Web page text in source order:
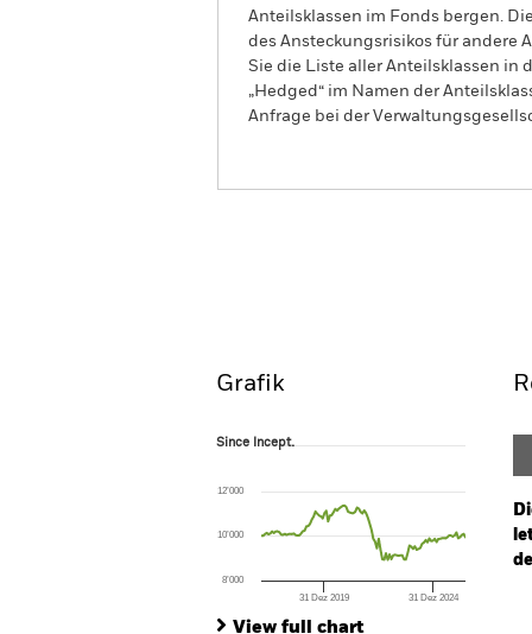
Anteilsklassen im Fonds bergen.
des Ansteckungsrisikos für andere
Sie die Liste aller Anteilsklassen in
„Hedged“ im Namen der
Anfrage bei der
Grafik
Since Incept.
The chart has 1 X axis displaying Time.
The chart has 1 Y axis displaying values.
Since Incept.
31 Dez 2019 31 Dez 2024
8’000
10’000
12’000
View full chart